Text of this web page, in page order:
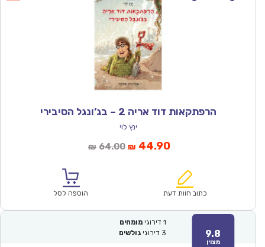
הרפתקאות דוד אריה 2 – בג’ונגל הסיבירי
ינץ לוי
₪ 64.00המחיר
₪64.00.
₪ 44.90המחיר
הוא:
כתוב חוות דעת הוספה לסל
9.8
מצוין
1 דירוגי מומחים
3 דירוגי גולשים